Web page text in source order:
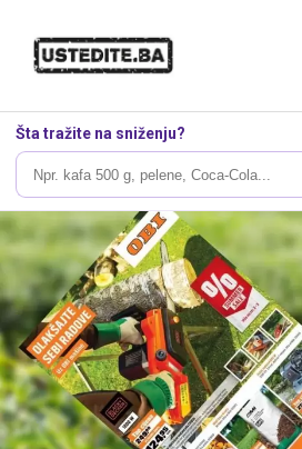
Šta tražite na sniženju?